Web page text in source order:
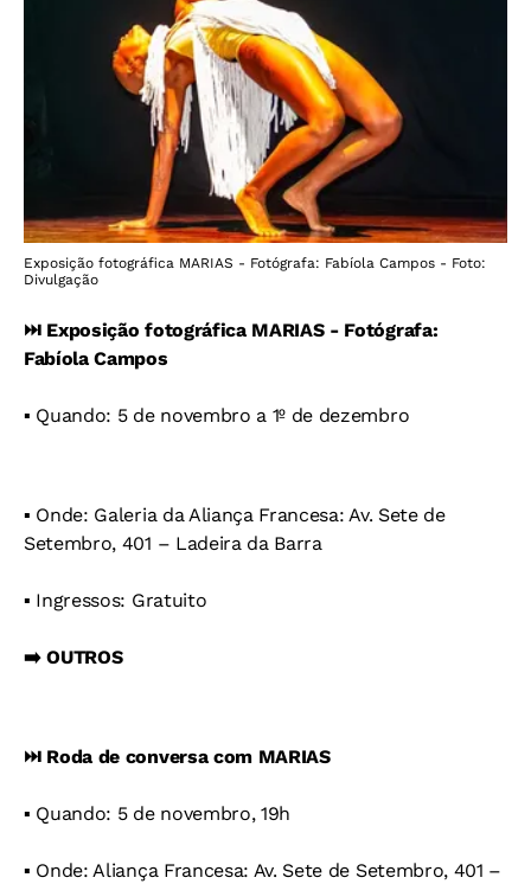
Exposição fotográfica MARIAS - Fotógrafa: Fabíola Campos - Foto:
Divulgação
⏭️ Exposição fotográfica MARIAS - Fotógrafa:
Fabíola Campos
▪️ Quando: 5 de novembro a 1º de dezembro
▪️ Onde: Galeria da Aliança Francesa: Av. Sete de
Setembro, 401 – Ladeira da Barra
▪️ Ingressos: Gratuito
➡️ OUTROS
⏭️ Roda de conversa com MARIAS
▪️ Quando: 5 de novembro, 19h
▪️ Onde: Aliança Francesa: Av. Sete de Setembro, 401 –